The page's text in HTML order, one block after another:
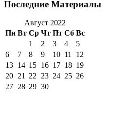
Последние Материалы
Август 2022
Пн Вт Ср Чт Пт Сб Вс
1
2 3 4
5
6
7 8 9 10 11
12
13 14 15 16 17 18 19
20 21 22 23 24 25 26
27 28 29 30